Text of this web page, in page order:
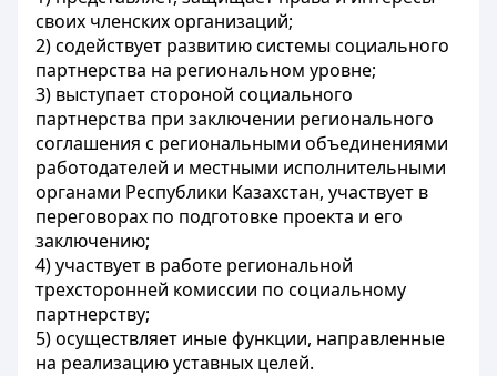
своих членских организаций;
2) содействует развитию системы социального
партнерства на региональном уровне;
3) выступает стороной социального
партнерства при заключении регионального
соглашения с региональными объединениями
работодателей и местными исполнительными
органами Республики Казахстан, участвует в
переговорах по подготовке проекта и его
заключению;
4) участвует в работе региональной
трехсторонней комиссии по социальному
партнерству;
5) осуществляет иные функции, направленные
на реализацию уставных целей.